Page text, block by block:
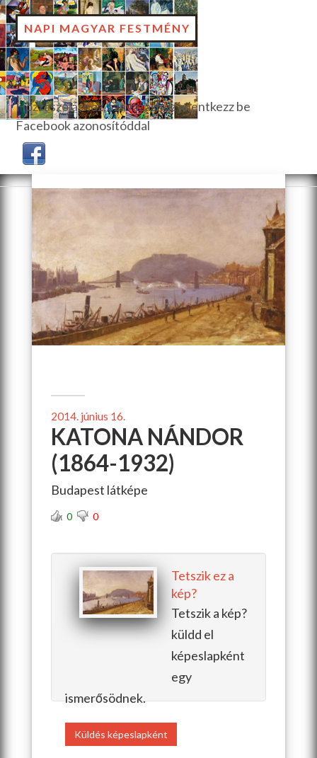
NAPI MAGYAR FESTMÉNY
Hozzászóláshoz, szavazáshoz jelentkezz be
Facebook azonosítóddal
2014. június 16.
KATONA NÁNDOR
(1864-1932)
Budapest látképe
0 0
Tetszik ez a
kép?
Tetszik a kép?
küldd el
képeslapként
egy
ismerősödnek.
Küldés képeslapként